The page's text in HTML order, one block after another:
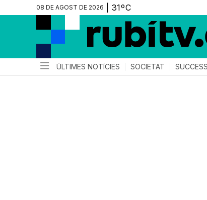
08 DE AGOST DE 2026
ÚLTIMES NOTÍCIES SOCIETAT